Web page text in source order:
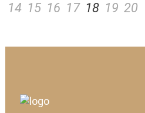
14 15 16 17 18 19 20